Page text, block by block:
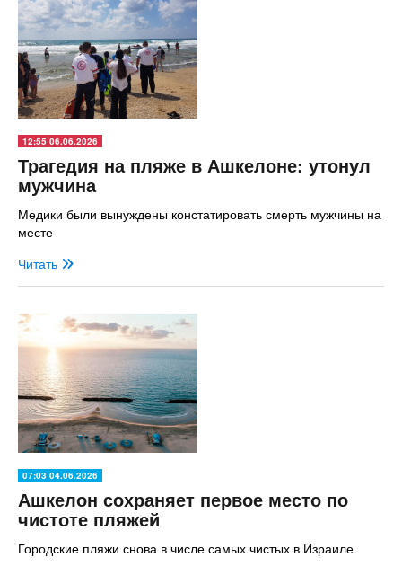
12:55 06.06.2026
Трагедия на пляже в Ашкелоне: утонул
мужчина
Медики были вынуждены констатировать смерть мужчины на
месте
Читать
07:03 04.06.2026
Ашкелон сохраняет первое место по
чистоте пляжей
Городские пляжи снова в числе самых чистых в Израиле